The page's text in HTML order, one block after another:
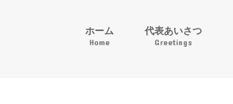
ホーム
Home
代表あいさつ
Greetings